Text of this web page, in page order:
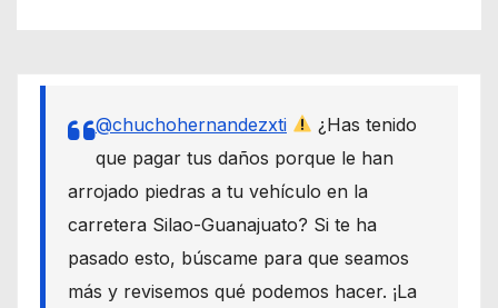
@chuchohernandezxti
¿Has tenido
que pagar tus daños porque le han
arrojado piedras a tu vehículo en la
carretera Silao-Guanajuato? Si te ha
pasado esto, búscame para que seamos
más y revisemos qué podemos hacer. ¡La